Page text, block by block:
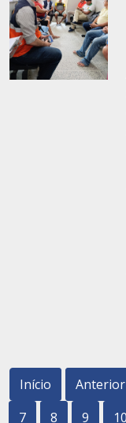
Início Anterior
7
8 9 10